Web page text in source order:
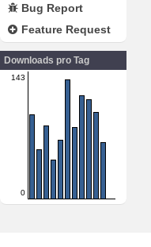
Bug Report
Feature Request
Downloads pro Tag
143
0